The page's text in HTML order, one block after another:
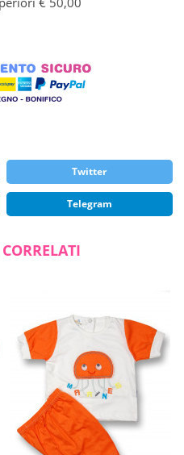
Twitter
Telegram